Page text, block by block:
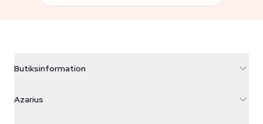
Butiksinformation
Galvaniweg 11
Azarius